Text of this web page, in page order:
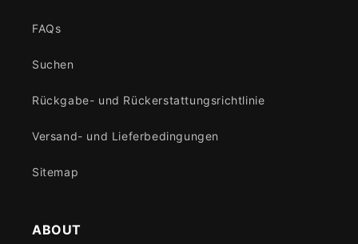
FAQs
Suchen
Rückgabe- und Rückerstattungsrichtlinie
Versand- und Lieferbedingungen
Sitemap
ABOUT